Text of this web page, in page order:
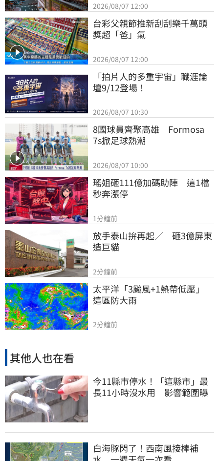
2026/08/07 12:00
台彩父親節推新刮刮樂千萬頭
獎超「爸」氣
2026/08/07 12:00
「拍片人的多重宇宙」職涯論
壇9/12登場！
2026/08/07 10:30
8國球員齊聚高雄　Formosa
7s掀足球熱潮
2026/08/07 10:00
瑤姐砸111億加碼助陣　這1檔
秒奔漲停
1分鐘前
放手泰山拚再起／　砸3億屏東
造巨貓
2分鐘前
太平洋「3颱風+1熱帶低壓」
這區防大雨
2分鐘前
其他人也在看
今11縣市停水！「這縣市」最
長11小時沒水用 影響範圍曝
白海豚閃了！西南風接棒補